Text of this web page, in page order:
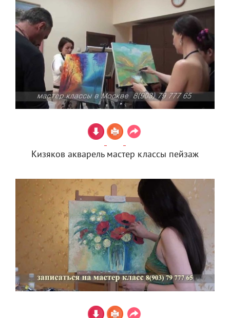
Кизяков акварель мастер классы пейзаж